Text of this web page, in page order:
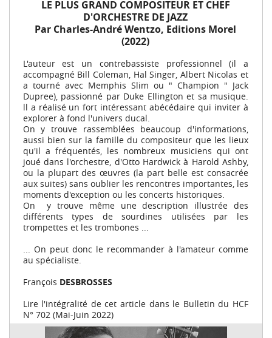
LE PLUS GRAND COMPOSITEUR ET CHEF
D'ORCHESTRE DE JAZZ
Par Charles-André Wentzo, Editions Morel
(2022)
L'auteur est un contrebassiste professionnel (il a
accompagné Bill Coleman, Hal Singer, Albert Nicolas et
a tourné avec Memphis Slim ou " Champion " Jack
Dupree), passionné par Duke Ellington et sa musique.
ll a réalisé un fort intéressant abécédaire qui inviter à
explorer à fond l'univers ducal.
On y trouve rassemblées beaucoup d'informations,
aussi bien sur la famille du compositeur que les lieux
qu'il a fréquentés, les nombreux musiciens qui ont
joué dans l'orchestre, d'Otto Hardwick à Harold Ashby,
ou la plupart des œuvres (la part belle est consacrée
aux suites) sans oublier les rencontres importantes, les
moments d'exception ou les concerts historiques.
On y trouve même une description illustrée des
différents types de sourdines utilisées par les
trompettes et les trombones ...
... On peut donc le recommander à l'amateur comme
au spécialiste.
François DESBROSSES
Lire l'intégralité de cet article dans le Bulletin du HCF
N° 702 (Mai-Juin 2022)